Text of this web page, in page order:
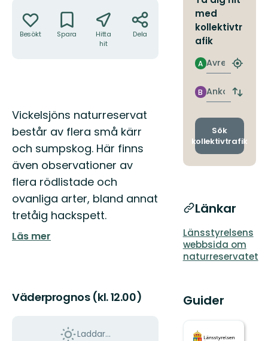
Besökt Spara
Hitta
hit
Dela
Beskrivning
Vickelsjöns naturreservat
består av flera små kärr
och sumpskog. Här finns
även observationer av
flera rödlistade och
ovanliga arter, bland annat
tretåig hackspett.
Läs mer
Väderprognos (kl. 12.00)
Laddar...
med
kollektivtr
afik
Avresa
A
Hitta
Ankomst
B
Byt
och
Sök
kollektivtrafik
Länkar
Länsstyrelsens
webbsida om
naturreservatet
Guider